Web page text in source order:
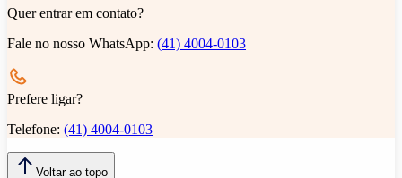
Quer entrar em contato?
Fale no nosso WhatsApp: (41) 4004-0103
Prefere ligar?
Telefone: (41) 4004-0103
Voltar ao topo